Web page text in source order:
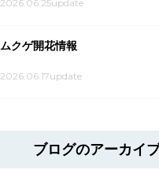
2026.06.25update
ムクゲ開花情報
2026.06.17update
ブログのアーカイ